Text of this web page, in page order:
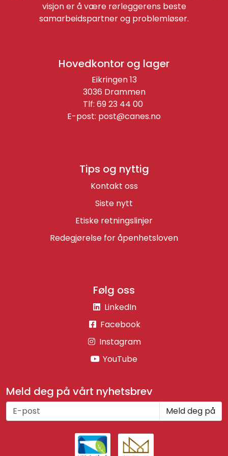
visjon er å være rørleggerens beste
samarbeidspartner og problemløser.
Meld deg på vårt nyhetsbrev
Meld deg på
Tips og nyttig
Kontakt oss
Siste nytt
Etiske retningslinjer
Redegjørelse for åpenhetsloven
Følg oss
LinkedIn
Facebook
Instagram
YouTube
Hovedkontor og lager
Eikringen 13
3036 Drammen
Tlf: 69 23 44 00
E-post: post@canes.no